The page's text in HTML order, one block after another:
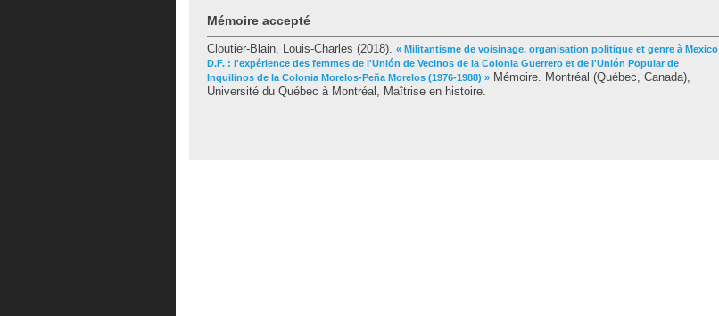
Mémoire accepté
Cloutier-Blain, Louis-Charles (2018). « Militantisme de voisinage, organisation politique et genre à Mexico
D.F. : l'expérience des femmes de l'Unión de Vecinos de la Colonia Guerrero et de l'Unión Popular de
Inquilinos de la Colonia Morelos-Peña Morelos (1976-1988) » Mémoire. Montréal (Québec, Canada),
Université du Québec à Montréal, Maîtrise en histoire.